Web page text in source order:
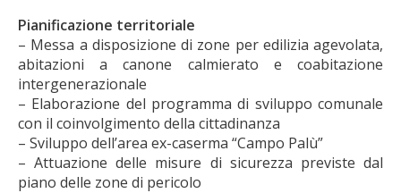
Pianificazione territoriale
– Messa a disposizione di zone per edilizia agevolata,
abitazioni a canone calmierato e coabitazione
intergenerazionale
– Elaborazione del programma di sviluppo comunale
con il coinvolgimento della cittadinanza
– Sviluppo dell’area ex-caserma “Campo Palù”
– Attuazione delle misure di sicurezza previste dal
piano delle zone di pericolo